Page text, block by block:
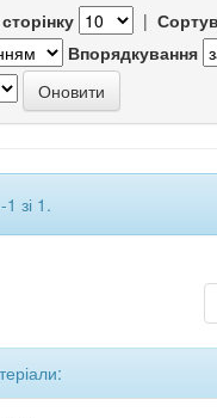
|
Впорядкування
зі 1.